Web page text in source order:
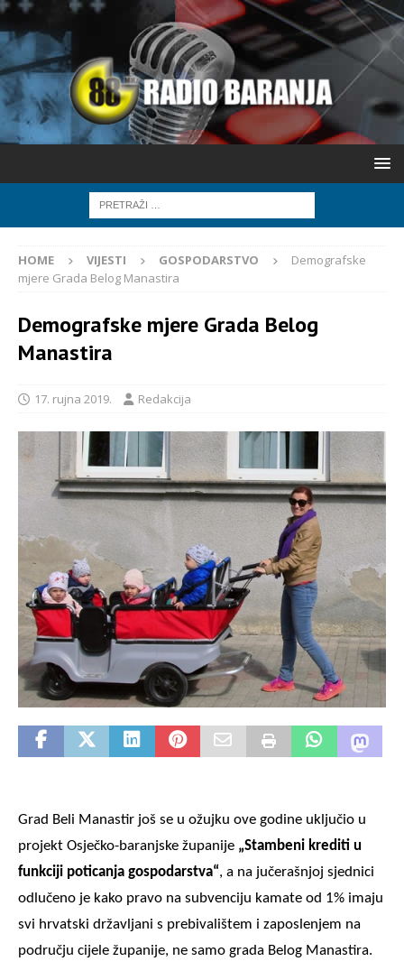
HOME VIJESTI GOSPODARSTVO
Demografske
mjere Grada Belog Manastira
Demografske mjere Grada Belog
Manastira
17. rujna 2019. Redakcija
Grad Beli Manastir još se u ožujku ove godine uključio u
projekt Osječko-baranjske županije „Stambeni krediti u
funkciji poticanja gospodarstva“, a na jučerašnjoj sjednici
odlučeno je kako pravo na subvenciju kamate od 1% imaju
svi hrvatski državljani s prebivalištem i zaposlenjem na
području cijele županije, ne samo grada Belog Manastira.